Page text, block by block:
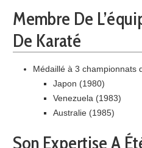
Membre De
De Karaté
Médaillé à 3 championnats
Japon (1980)
Venezuela (1983)
Australie (1985)
Son Expertise A